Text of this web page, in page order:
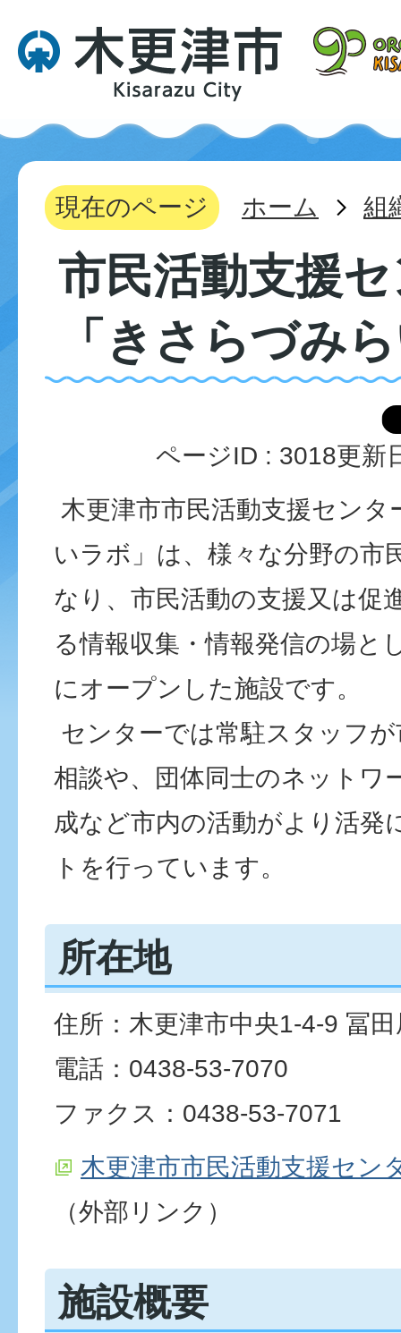
現在のページ ホーム 組
市民活動支援
「きさらづみ
ページID : 3018更新
木更津市市民活動支援セン
いラボ」は、様々な分野の市
なり、市民活動の支援又は促
る情報収集・情報発信の場と
にオープンした施設です。
センターでは常駐スタッフ
相談や、団体同士のネットワ
成など市内の活動がより活発
トを行っています。
所在地
住所：木更津市中央1-4-9 冨
電話：0438-53-7070
ファクス：0438-53-7071
木更津市市民活動支援セン
（外部リンク）
施設概要